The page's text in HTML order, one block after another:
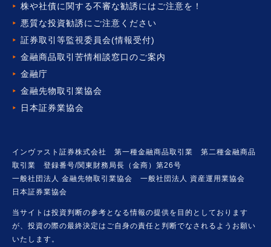
株や社債に関する不審な勧誘には ご注意を！
悪質な投資勧誘にご注意ください
証券取引等監視委員会(情報受付)
金融商品取引苦情相談窓口のご案内
金融庁
金融先物取引業協会
日本証券業協会
インヴァスト証券株式会社 第一種金融商品取引業 第二種金融商品
取引業 登録番号/関東財務局長（金商）第26号
一般社団法人 金融先物取引業協会 一般社団法人 資産運用業協会
日本証券業協会
当サイトは投資判断の参考となる情報の提供を目的としております
が、投資の際の最終決定はご自身の責任と判断でなされるようお願い
いたします。